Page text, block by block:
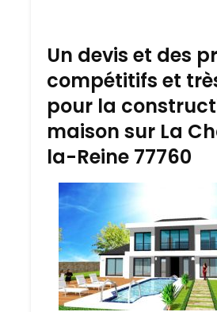
Un devis et des
compétitifs et
pour la
maison sur La
la-Reine 77760